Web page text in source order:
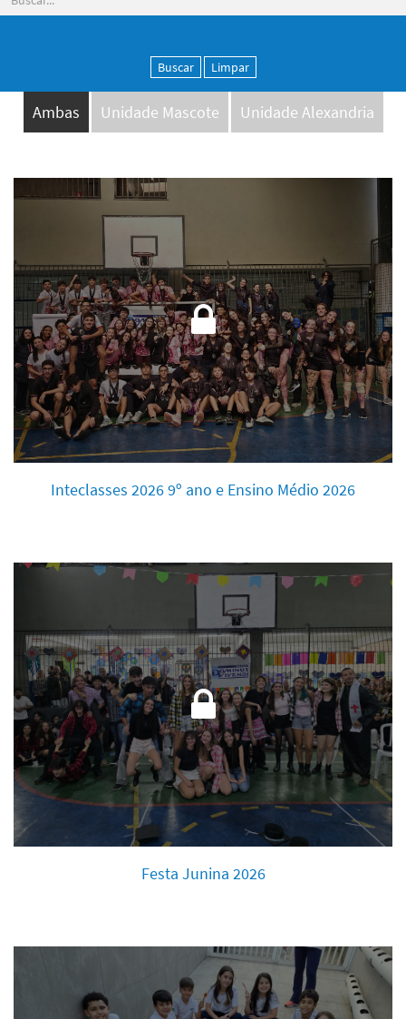
Buscar Limpar
Ambas Unidade Mascote Unidade Alexandria
Inteclasses 2026 9º ano e Ensino Médio 2026
Festa Junina 2026